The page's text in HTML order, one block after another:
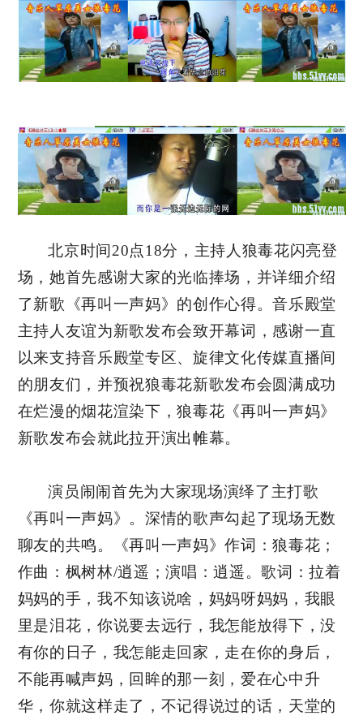
北京时间20点18分，主持人狼毒花闪亮登
场，她首先感谢大家的光临捧场，并详细介绍
了新歌《再叫一声妈》的创作心得。音乐殿堂
主持人友谊为新歌发布会致开幕词，感谢一直
以来支持音乐殿堂专区、旋律文化传媒直播间
的朋友们，并预祝狼毒花新歌发布会圆满成功
在烂漫的烟花渲染下，狼毒花《再叫一声妈》
新歌发布会就此拉开演出帷幕。
演员闹闹首先为大家现场演绎了主打歌
《再叫一声妈》。深情的歌声勾起了现场无数
聊友的共鸣。《再叫一声妈》作词：狼毒花；
作曲：枫树林/逍遥；演唱：逍遥。歌词：拉着
妈妈的手，我不知该说啥，妈妈呀妈妈，我眼
里是泪花，你说要去远行，我怎能放得下，没
有你的日子，我怎能走回家，走在你的身后，
不能再喊声妈，回眸的那一刻，爱在心中升
华，你就这样走了，不记得说过的话，天堂的